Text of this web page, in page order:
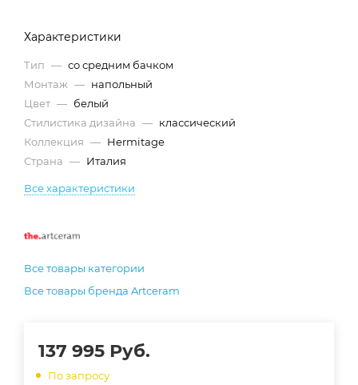
Характеристики
Тип — со средним бачком
Монтаж — напольный
Цвет — белый
Стилистика дизайна — классический
Коллекция — Hermitage
Страна — Италия
Все характеристики
Все товары категории
Все товары бренда Artceram
137 995 Руб.
По запросу